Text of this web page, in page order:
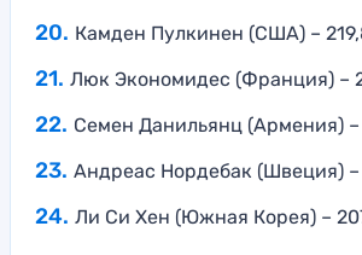
Камден Пулкинен (США) –
Люк Экономидес (Франция) –
Семен Данильянц (Армения) –
Андреас Нордебак (Швеция) –
Ли Си Хен (Южная Корея) –